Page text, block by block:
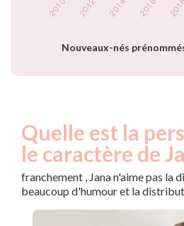
Nouveaux-nés
Popularité du
Quelle est la
le caractère de
franchement , Jana n'aime pas la
beaucoup d'humour et la